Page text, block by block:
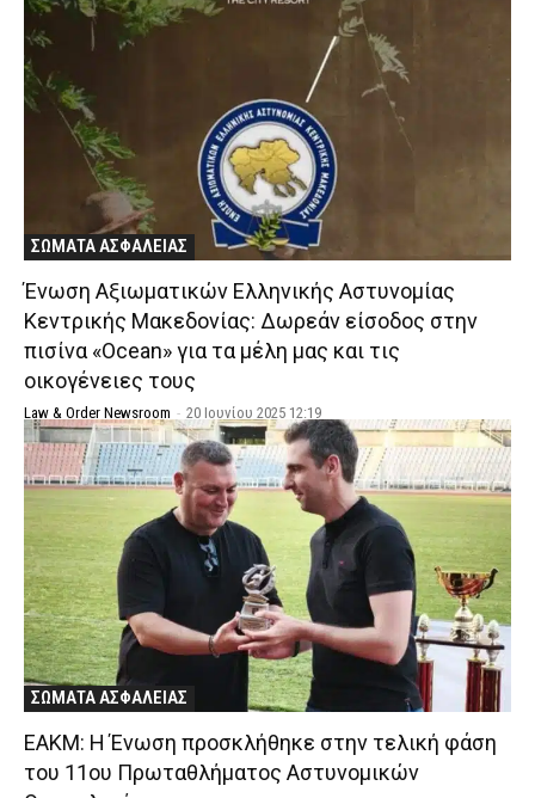
ΣΩΜΑΤΑ ΑΣΦΑΛΕΙΑΣ
Ένωση Αξιωματικών Ελληνικής Αστυνομίας
Κεντρικής Μακεδονίας: Δωρεάν είσοδος στην
πισίνα «Ocean» για τα μέλη μας και τις
οικογένειες τους
Law & Order Newsroom - 20 Ιουνίου 2025 12:19
ΣΩΜΑΤΑ ΑΣΦΑΛΕΙΑΣ
ΕΑΚΜ: Η Ένωση προσκλήθηκε στην τελική φάση
του 11ου Πρωταθλήματος Αστυνομικών